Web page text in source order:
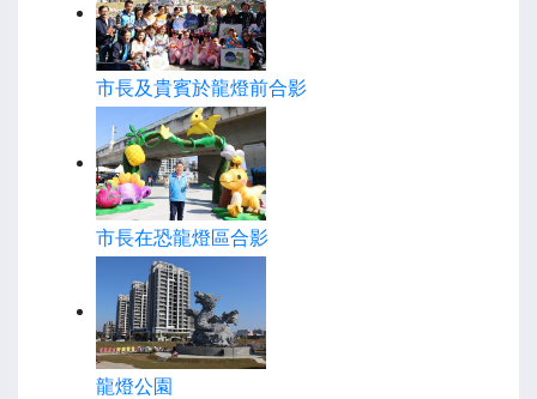
市長及貴賓於龍燈前合影
市長在恐龍燈區合影
龍燈公園